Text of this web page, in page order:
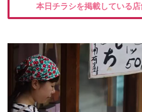
本日チラシを掲載している店